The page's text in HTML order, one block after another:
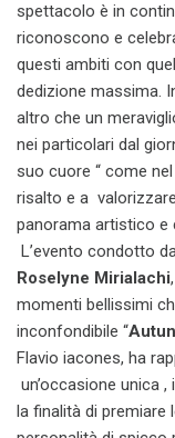
spettacolo è in
riconoscono e
questi ambiti con
dedizione massima.
altro che un
nei particolari dal
suo cuore “ come
risalto e a
panorama artistico e
L’evento condotto
Roselyne Mirialachi
momenti bellissimi
inconfondibile “
Flavio iacones, ha
un’occasione unica
la finalità di premiare